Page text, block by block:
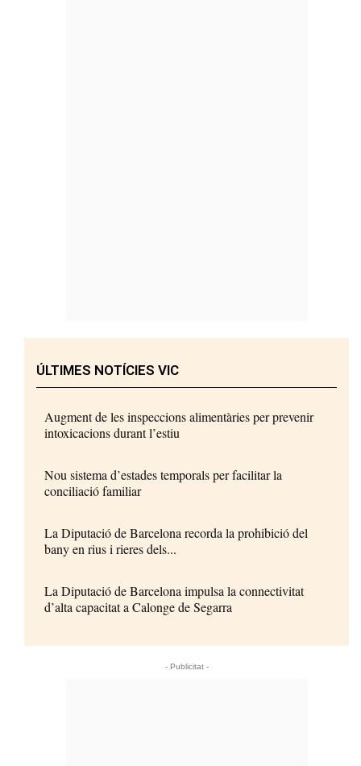
ÚLTIMES NOTÍCIES VIC
Augment de les inspeccions alimentàries per prevenir
intoxicacions durant l’estiu
Nou sistema d’estades temporals per facilitar la
conciliació familiar
La Diputació de Barcelona recorda la prohibició del
bany en rius i rieres dels...
La Diputació de Barcelona impulsa la connectivitat
d’alta capacitat a Calonge de Segarra
- Publicitat -